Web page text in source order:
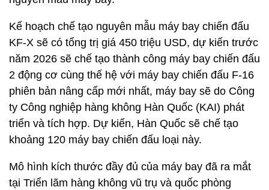
Kế hoạch chế tạo nguyên mẫu máy bay chiến đấu
KF-X sẽ có tổng trị giá 450 triệu USD, dự kiến trước
năm 2026 sẽ chế tạo thành công máy bay chiến đấu
2 động cơ cùng thế hệ với máy bay chiến đấu F-16
phiên bản nâng cấp mới nhất, máy bay sẽ do Công
ty Công nghiệp hàng không Hàn Quốc (KAI) phát
triển và tích hợp. Dự kiến, Hàn Quốc sẽ chế tạo
khoảng 120 máy bay chiến đấu loại này.
Mô hình kích thước đầy đủ của máy bay đã ra mắt
tại Triển lãm hàng không vũ trụ và quốc phòng